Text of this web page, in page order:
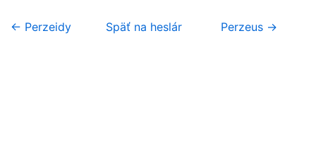
← Perzeidy Späť na heslár Perzeus →